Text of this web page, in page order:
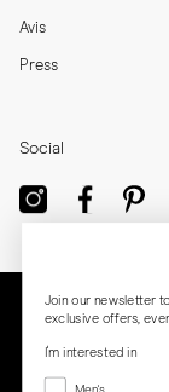
Avis
Press
Social
Join our newsletter
exclusive offers,
I'm interested in
Menswear
Men's